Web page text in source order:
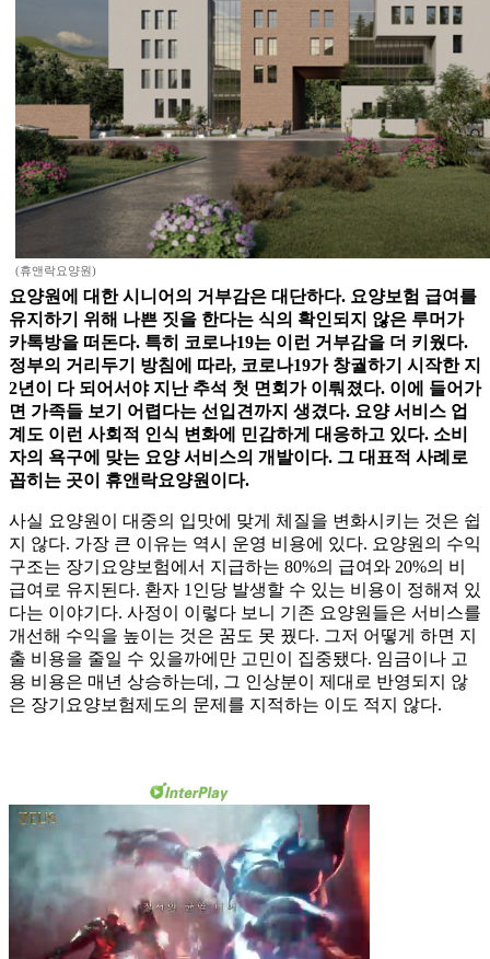
(휴앤락요양원)
요양원에 대한 시니어의 거부감은 대단하다. 요양보험 급여를
유지하기 위해 나쁜 짓을 한다는 식의 확인되지 않은 루머가
카톡방을 떠돈다. 특히 코로나19는 이런 거부감을 더 키웠다.
정부의 거리두기 방침에 따라, 코로나19가 창궐하기 시작한 지
2년이 다 되어서야 지난 추석 첫 면회가 이뤄졌다. 이에 들어가
면 가족들 보기 어렵다는 선입견까지 생겼다. 요양 서비스 업
계도 이런 사회적 인식 변화에 민감하게 대응하고 있다. 소비
자의 욕구에 맞는 요양 서비스의 개발이다. 그 대표적 사례로
꼽히는 곳이 휴앤락요양원이다.
사실 요양원이 대중의 입맛에 맞게 체질을 변화시키는 것은 쉽
지 않다. 가장 큰 이유는 역시 운영 비용에 있다. 요양원의 수익
구조는 장기요양보험에서 지급하는 80%의 급여와 20%의 비
급여로 유지된다. 환자 1인당 발생할 수 있는 비용이 정해져 있
다는 이야기다. 사정이 이렇다 보니 기존 요양원들은 서비스를
개선해 수익을 높이는 것은 꿈도 못 꿨다. 그저 어떻게 하면 지
출 비용을 줄일 수 있을까에만 고민이 집중됐다. 임금이나 고
용 비용은 매년 상승하는데, 그 인상분이 제대로 반영되지 않
은 장기요양보험제도의 문제를 지적하는 이도 적지 않다.